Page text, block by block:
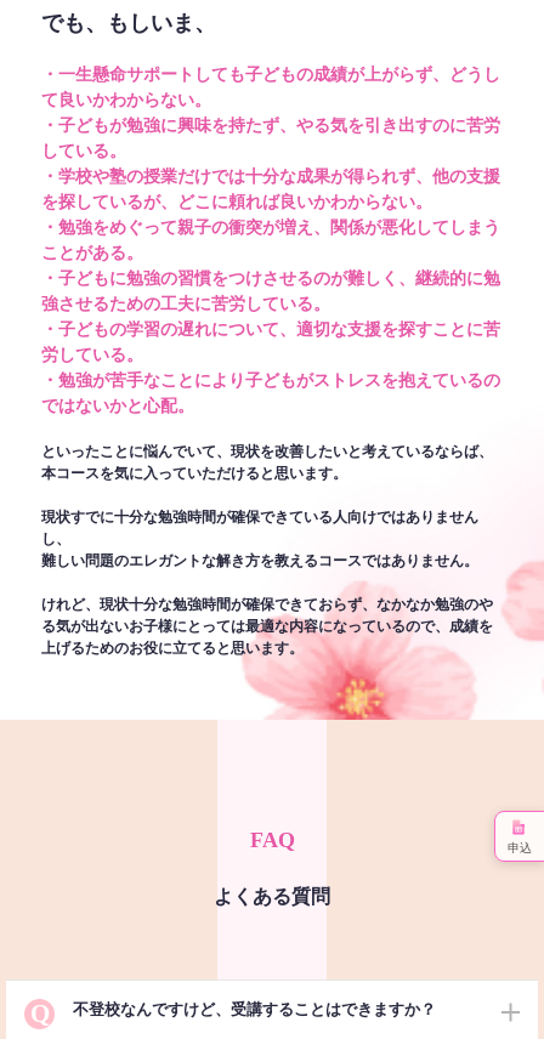
でも、もしいま、
・一生懸命サポートしても子どもの成績が上がらず、どうし
て良いかわからない。
・子どもが勉強に興味を持たず、やる気を引き出すのに苦労
している。
・学校や塾の授業だけでは十分な成果が得られず、他の支援
を探しているが、どこに頼れば良いかわからない。
・勉強をめぐって親子の衝突が増え、関係が悪化してしまう
ことがある。
・子どもに勉強の習慣をつけさせるのが難しく、継続的に勉
強させるための工夫に苦労している。
・子どもの学習の遅れについて、適切な支援を探すことに苦
労している。
・勉強が苦手なことにより子どもがストレスを抱えているの
ではないかと心配。
といったことに悩んでいて、現状を改善したいと考えているならば、
本コースを気に入っていただけると思います。
現状すでに十分な勉強時間が確保できている人向けではありません
し、
難しい問題のエレガントな解き方を教えるコースではありません。
けれど、現状十分な勉強時間が確保できておらず、なかなか勉強のや
る気が出ないお子様にとっては最適な内容になっているので、成績を
上げるためのお役に立てると思います。
FAQ
よくある質問
Q 不登校なんですけど、受講することはできますか？
申込